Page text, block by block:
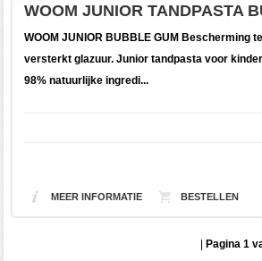
WOOM JUNIOR TANDPASTA
WOOM JUNIOR BUBBLE GUM Bescherming
versterkt glazuur. Junior tandpasta voor
98% natuurlijke ingredi...
MEER INFORMATIE
Pagina 1